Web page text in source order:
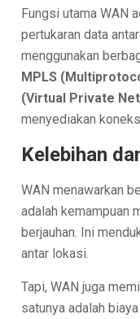
Fungsi utama WAN
pertukaran data
menggunakan
MPLS
(Virtual Private
menyediakan
Kelebihan
WAN menawarkan
adalah kemampuan
berjauhan. Ini
antar lokasi.
Tapi, WAN juga
satunya adalah